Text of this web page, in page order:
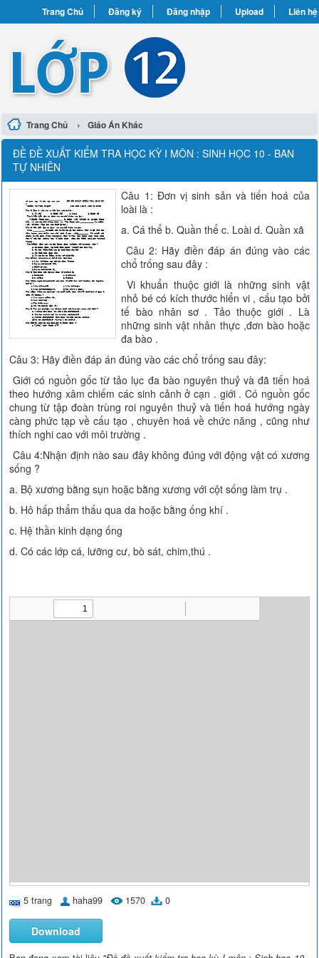
Trang Chủ Đăng ký Đăng nhập Upload Liên hệ
Trang Chủ › Giáo Án Khác
ĐỀ ĐỀ XUẤT KIỂM TRA HỌC KỲ I MÔN : SINH HỌC 10 - BAN
TỰ NHIÊN
Câu 1: Đơn vị sinh sản và tiến hoá của
loài là :
a. Cá thể b. Quần thể c. Loài d. Quần xã
Câu 2: Hãy điền đáp án đúng vào các
chổ trống sau đây :
Vi khuẩn thuộc giới là những sinh vật
nhỏ bé có kích thước hiển vi , cấu tạo bởi
tế bào nhân sơ . Tảo thuộc giới . Là
những sinh vật nhân thực ,đơn bào hoặc
đa bào .
Câu 3: Hãy điền đáp án đúng vào các chổ trống sau đây:
Giới có nguồn gốc từ tảo lục đa bào nguyên thuỷ và đã tiến hoá
theo hướng xâm chiếm các sinh cảnh ở cạn . giới . Có nguồn gốc
chung từ tập đoàn trùng roi nguyên thuỷ và tiến hoá hướng ngày
càng phức tạp về cấu tạo , chuyên hoá về chức năng , cũng như
thích nghi cao với môi trường .
Câu 4:Nhận định nào sau đây không đúng với động vật có xương
sống ?
a. Bộ xương bằng sụn hoặc bằng xương với cột sống làm trụ .
b. Hô hấp thẩm thấu qua da hoặc bằng ống khí .
c. Hệ thần kinh dạng ống
d. Có các lớp cá, lưỡng cư, bò sát, chim,thú .
5 trang haha99 1570 0
Download